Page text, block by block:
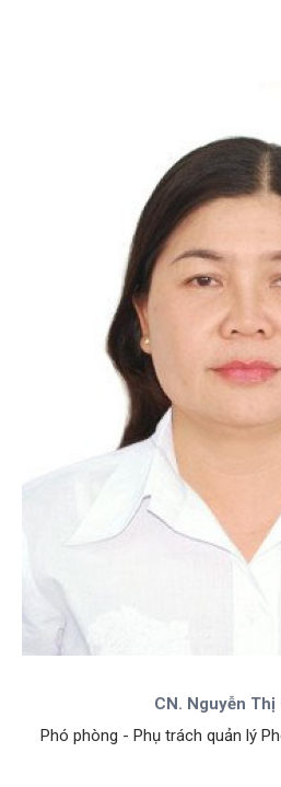
CN. Nguyễn Thị
Phó phòng - Phụ trách quản lý